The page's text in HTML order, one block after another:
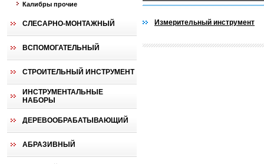
Калибры прочие
СЛЕСАРНО-МОНТАЖНЫЙ
ВСПОМОГАТЕЛЬНЫЙ
СТРОИТЕЛЬНЫЙ ИНСТРУМЕНТ
ИНСТРУМЕНТАЛЬНЫЕ
НАБОРЫ
ДЕРЕВООБРАБАТЫВАЮЩИЙ
АБРАЗИВНЫЙ
Измерительный инструмент